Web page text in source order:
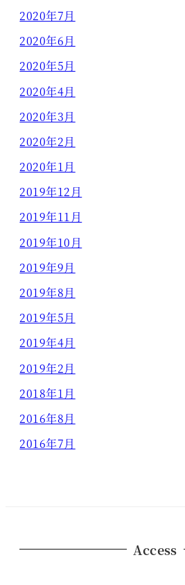
2020年7月
2020年6月
2020年5月
2020年4月
2020年3月
2020年2月
2020年1月
2019年12月
2019年11月
2019年10月
2019年9月
2019年8月
2019年5月
2019年4月
2019年2月
2018年1月
2016年8月
2016年7月
Access